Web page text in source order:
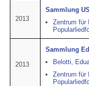
2013
Sammlung
Zentrum für
2013
Sammlung
Belotti,
Zentrum für